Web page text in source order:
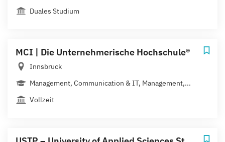
Duales Studium
MCI | Die Unternehmerische Hochschule®
Innsbruck
Management, Communication & IT, Management,...
Vollzeit